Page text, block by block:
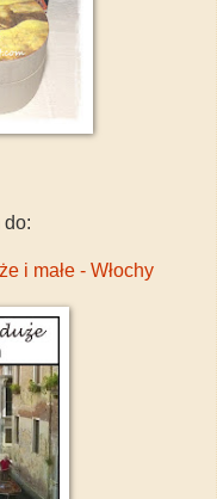
do:
i małe - Włochy